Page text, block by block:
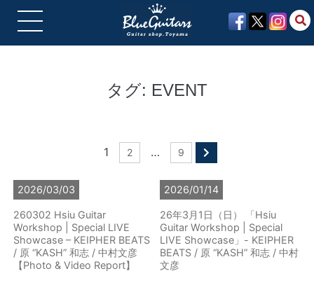
タグ: EVENT
1 2 … 9
2026/03/03
260302 Hsiu Guitar
Workshop | Special LIVE
Showcase – KEIPHER BEATS
/ 原 “KASH” 和志 / 中村文彦
【Photo & Video Report】
2026/01/14
26年3月1日（日） 「Hsiu
Guitar Workshop | Special
LIVE Showcase」- KEIPHER
BEATS / 原 “KASH” 和志 / 中村
文彦